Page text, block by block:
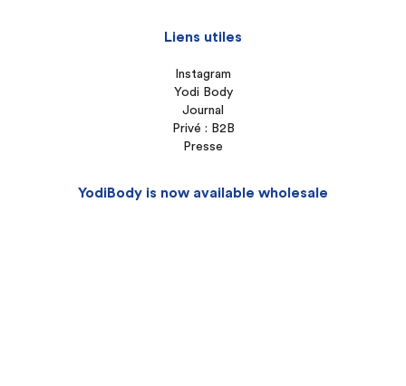
Liens utiles
Instagram
Yodi Body
Journal
Privé : B2B
Presse
YodiBody is now available wholesale